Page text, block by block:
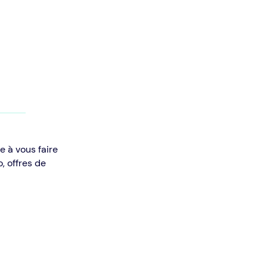
à vous faire
offres de